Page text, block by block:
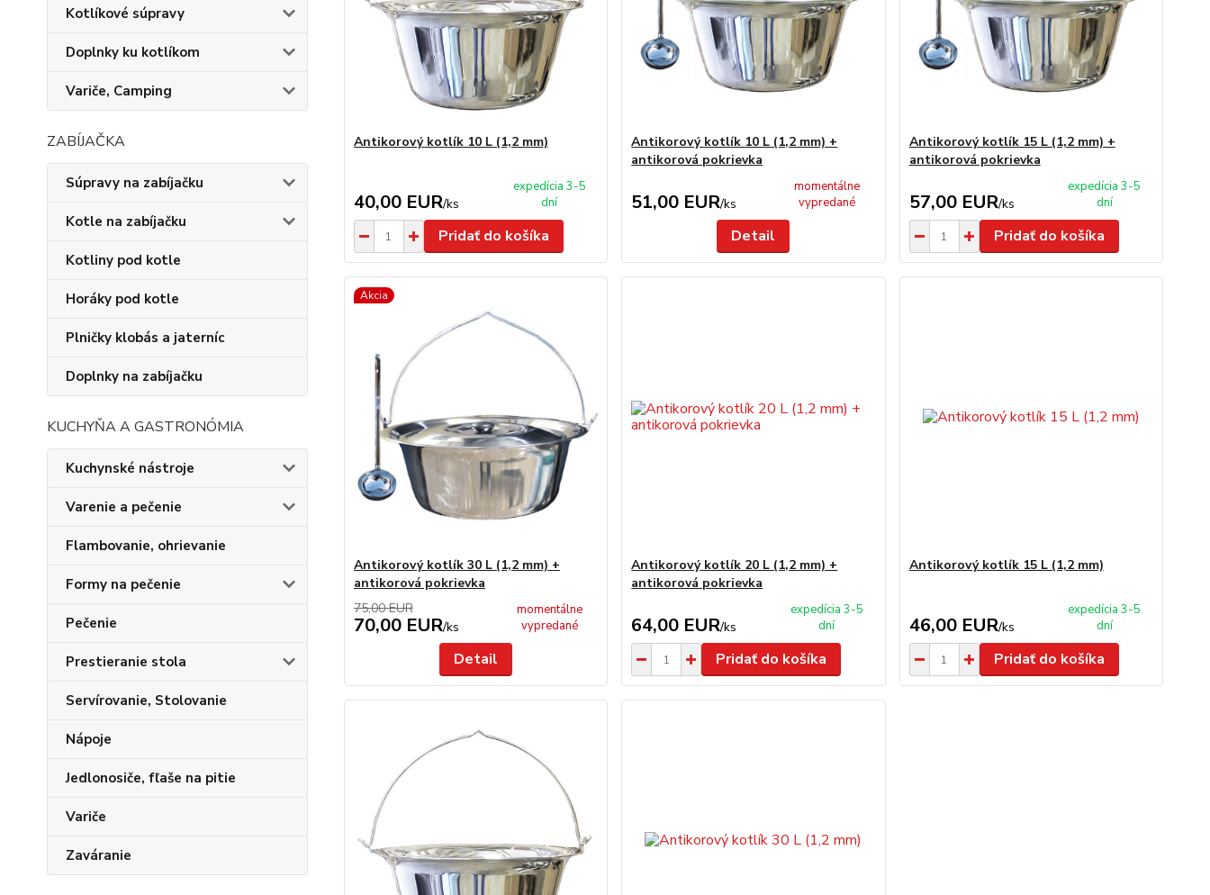
Kotlíkové súpravy
Doplnky ku kotlíkom
Variče, Camping
ZABÍJAČKA
Súpravy na zabíjačku
Kotle na zabíjačku
Kotliny pod kotle
Horáky pod kotle
Plničky klobás a jaterníc
Doplnky na zabíjačku
KUCHYŇA A GASTRONÓMIA
Kuchynské nástroje
Varenie a pečenie
Flambovanie, ohrievanie
Formy na pečenie
Pečenie
Prestieranie stola
Servírovanie, Stolovanie
Nápoje
Jedlonosiče, fľaše na pitie
Variče
Zaváranie
Antikorový kotlík 10 L (1,2 mm)
40,00 EUR/ks
expedícia 3-5
dní
Pridať do košíka
Antikorový kotlík 10 L (1,2 mm) +
antikorová pokrievka
51,00 EUR/ks
momentálne
vypredané
Detail
Antikorový kotlík 15 L (1,2 mm) +
antikorová pokrievka
57,00 EUR/ks
expedícia 3-5
dní
Pridať do košíka
Akcia
Antikorový kotlík 30 L (1,2 mm) +
antikorová pokrievka
75,00 EUR
70,00 EUR/ks
momentálne
vypredané
Detail
Antikorový kotlík 20 L (1,2 mm) +
antikorová pokrievka
64,00 EUR/ks
expedícia 3-5
dní
Pridať do košíka
Antikorový kotlík 15 L (1,2 mm)
46,00 EUR/ks
expedícia 3-5
dní
Pridať do košíka